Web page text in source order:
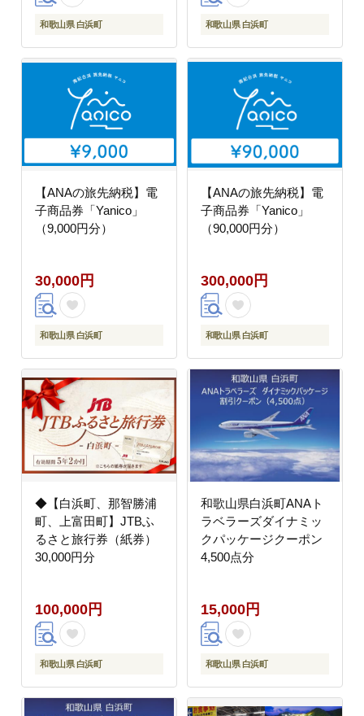
和歌山県 白浜町 和歌山県 白浜町
【ANAの旅先納税】電
子商品券「Yanico」
（9,000円分）
30,000円
和歌山県 白浜町
【ANAの旅先納税】電
子商品券「Yanico」
（90,000円分）
300,000円
和歌山県 白浜町
◆【白浜町、那智勝浦
町、上富田町】JTBふ
るさと旅行券（紙券）
30,000円分
100,000円
和歌山県 白浜町
和歌山県白浜町ANAト
ラベラーズダイナミッ
クパッケージクーポン
4,500点分
15,000円
和歌山県 白浜町